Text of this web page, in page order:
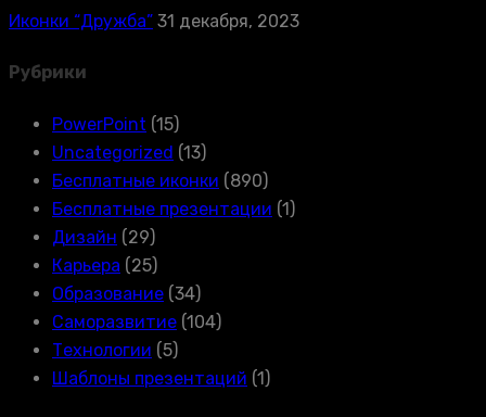
Иконки “Дружба” 31 декабря, 2023
Рубрики
PowerPoint (15)
Uncategorized (13)
Бесплатные иконки (890)
Бесплатные презентации (1)
Дизайн (29)
Карьера (25)
Образование (34)
Саморазвитие (104)
Технологии (5)
Шаблоны презентаций (1)